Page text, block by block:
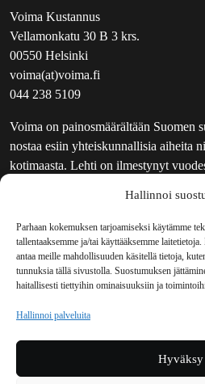
Hallinnoi
Parhaan kokemuksen tarjoamiseksi käytämme
tallentaaksemme ja/tai käyttääksemme
antaa meille mahdollisuuden käsitellä tietoja,
tunnuksia tällä sivustolla. Suostumuksen
haitallisesti tiettyihin ominaisuuksiin ja
Hallinnoi palveluita
Hyväksy
Voima Kustannus
Vellamonkatu 30 B 3 krs.
00550 Helsinki
voima(at)voima.fi
044 238 5109
Voima on painosmäärältään Suomen
nostaa esiin yhteiskunnallisia aiheita
kotimaasta. Lehti on ilmestynyt
UUTISKIRJE
MAINOSTAJILLE
VASTAMAINOKSET
JAKELUPAIKAT
REKISTERISELOSTE
TILAUKSEN PERUUTUSPYYNTÖ
TILAUSOHJEET JA -EHDOT